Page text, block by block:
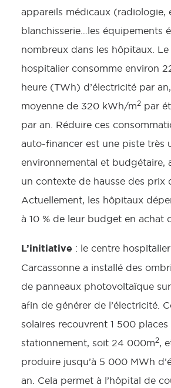
appareils médicaux (radiologie,
blanchisserie…les équipements
nombreux dans les hôpitaux. Le
hospitalier consomme environ
heure (TWh) d’électricité par
moyenne de 320 kWh/m2 par
par an. Réduire ces
auto-financer est une piste très
environnemental et budgétaire,
un contexte de hausse des prix
Actuellement, les hôpitaux
à 10 % de leur budget en achat
L’initiative : le centre
Carcassonne a installé des
de panneaux photovoltaïque
afin de générer de l’électricité.
solaires recouvrent 1 500 places
stationnement, soit 24 000m2,
produire jusqu’à 5 000 MWh
an. Cela permet à l’hôpital de